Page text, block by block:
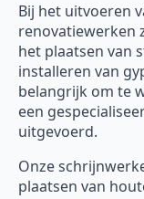
Bij het uitvoeren
renovatiewerken
het plaatsen van
installeren van
belangrijk om te
een
uitgevoerd.
Onze
plaatsen van